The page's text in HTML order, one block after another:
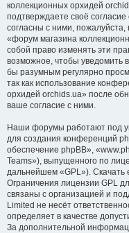
коллекционных орхидей
подтверждаете своё
согласны с ними,
«форум магазина
собой право изменять эти
возможное, чтобы уведомить
бы разумным регулярно
так как использование
орхидей orchids.ua» после
ваше согласие с ними.
Наши форумы работают под
для создания конференций
обеспечение phpBB»,
Teams»), выпущенного по
дальнейшем «GPL»). Скачать
Ограничения лицензии GPL
связаны с организацией и
Limited не несёт
определяет в качестве
За дополнительной